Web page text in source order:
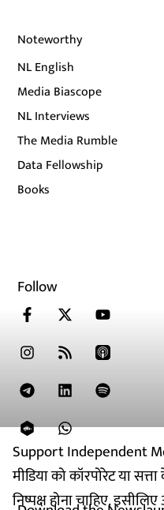
Support Independent
मीडिया को कॉरपोरेट या
निष्पक्ष होना चाहिए.
Noteworthy
NL English
Media Biascope
NL Interviews
The Media Rumble
Data Fellowship
Books
Follow